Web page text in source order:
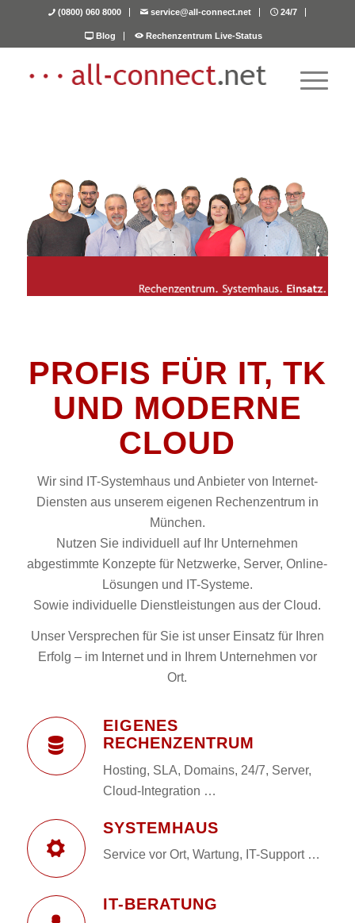
(0800) 060 8000 service@all-connect.net 24/7
Blog Rechenzentrum Live-Status
PROFIS FÜR IT, TK
UND MODERNE
CLOUD
Wir sind IT-Systemhaus und Anbieter von Internet-
Diensten aus unserem eigenen Rechenzentrum in
München.
Nutzen Sie individuell auf Ihr Unternehmen
abgestimmte Konzepte für Netzwerke, Server, Online-
Lösungen und IT-Systeme.
Sowie individuelle Dienstleistungen aus der Cloud.
Unser Versprechen für Sie ist unser Einsatz für Ihren
Erfolg – im Internet und in Ihrem Unternehmen vor
Ort.
EIGENES
RECHENZENTRUM
Hosting, SLA, Domains, 24/7, Server,
Cloud-Integration …
SYSTEMHAUS
Service vor Ort, Wartung, IT-Support …
IT-BERATUNG